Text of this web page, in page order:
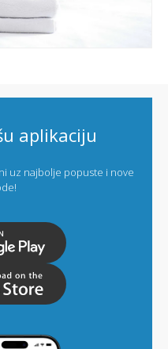
aplikaciju
uz najbolje popuste i nove